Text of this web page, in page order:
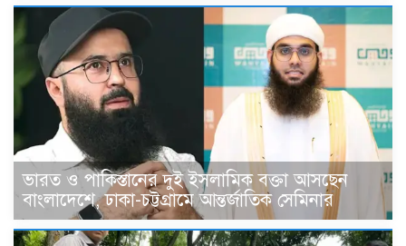
ভারত ও পাকিস্তানের দুই ইসলামিক বক্তা আসছেন
বাংলাদেশে, ঢাকা-চট্টগ্রামে আন্তর্জাতিক সেমিনার